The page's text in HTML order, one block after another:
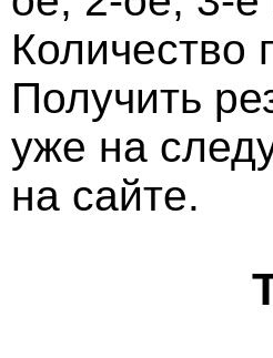
Количество
Получить
уже на
на сайте.